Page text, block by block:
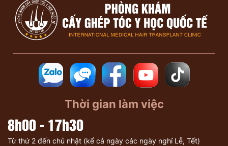
Thời gian làm việc
8h00 - 17h30
Từ thứ 2 đến chủ nhật (kể cả ngày các ngày nghỉ Lễ, Tết)